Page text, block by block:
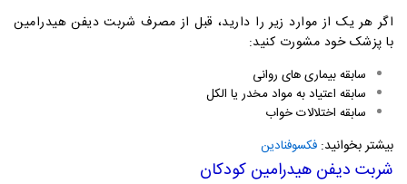
اگر هر یک از موارد زیر را دارید، قبل از مصرف شربت دیفن هیدرامین
با پزشک خود مشورت کنید:
سابقه بیماری های روانی
سابقه اعتیاد به مواد مخدر یا الکل
سابقه اختلالات خواب
بیشتر بخوانید: فکسوفنادین
شربت دیفن هیدرامین کودکان